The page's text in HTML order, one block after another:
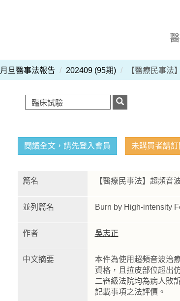
月旦醫事法報告 202409 (95期) 【醫療民事法
閱讀全文，請先登入會員 未購買者請訂
篇名 【醫療民事法】超頻音
並列篇名 Burn by High-intensity
作者 吳志正
中文摘要
本件為使用超頻音波治
資格，且拉皮部位超出
二審級法院均為病人敗
記載事項之法評價。